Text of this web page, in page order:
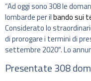
“Ad oggi sono 308 le
lombarde per ilbando sui
Considerato lo
di prorogare i termini di
settembre 2020″. Lo
Presentate 308